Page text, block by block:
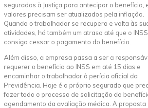
segurados à Justiça para antecipar o benefício,
valores precisam ser atualizados pela inflação.
Quando o trabalhador se recupera e volta às
atividades, há também um atraso até que o INSS
consiga cessar o pagamento do benefício.
Além disso, a empresa passa a ser a
requerer o benefício ao INSS em até 15 dias e
encaminhar o trabalhador à perícia oficial da
Previdência. Hoje é o próprio segurado que
fazer todo o processo de solicitação do
agendamento da avaliação médica. A proposta